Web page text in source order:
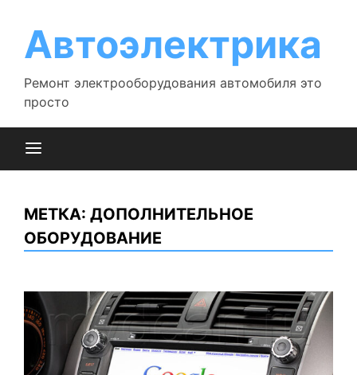
содержимому
Автоэлектрика
Ремонт электрооборудования автомобиля это
просто
МЕТКА: ДОПОЛНИТЕЛЬНОЕ
ОБОРУДОВАНИЕ